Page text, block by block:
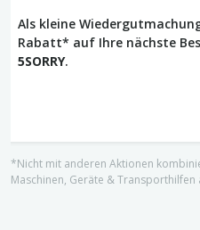
Als kleine
Rabatt* auf Ihre nächste
5SORRY.
*Nicht mit anderen Aktionen
Maschinen, Geräte & Transporthilfen